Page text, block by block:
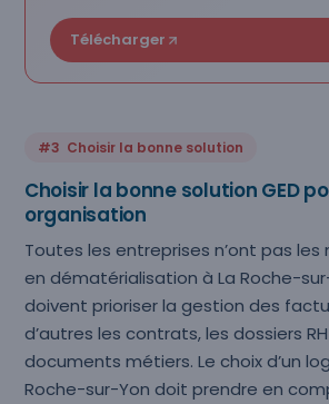
Télécharger
#3 Choisir la bonne solution
Choisir la bonne solution GED
organisation
Toutes les entreprises n’ont pas
en dématérialisation à La Roche-
doivent prioriser la gestion des
d’autres les contrats, les dossiers
documents métiers. Le choix d’un
Roche-sur-Yon doit prendre en